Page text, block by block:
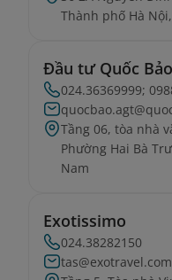
Thành phố Hà
Đầu tư Quốc Bảo
024.36369999;
Tầng 06, tòa nhà
Phường Hai Bà
Nam
Exotissimo
024.38282150
tas@exotravel.com